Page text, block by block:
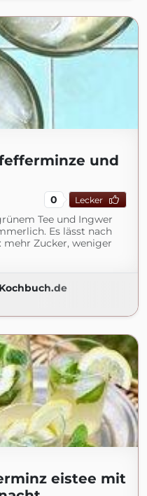
und
0 Lecker
Tee und Ingwer
Es lässt nach
mehr Zucker, weniger
eistee mit